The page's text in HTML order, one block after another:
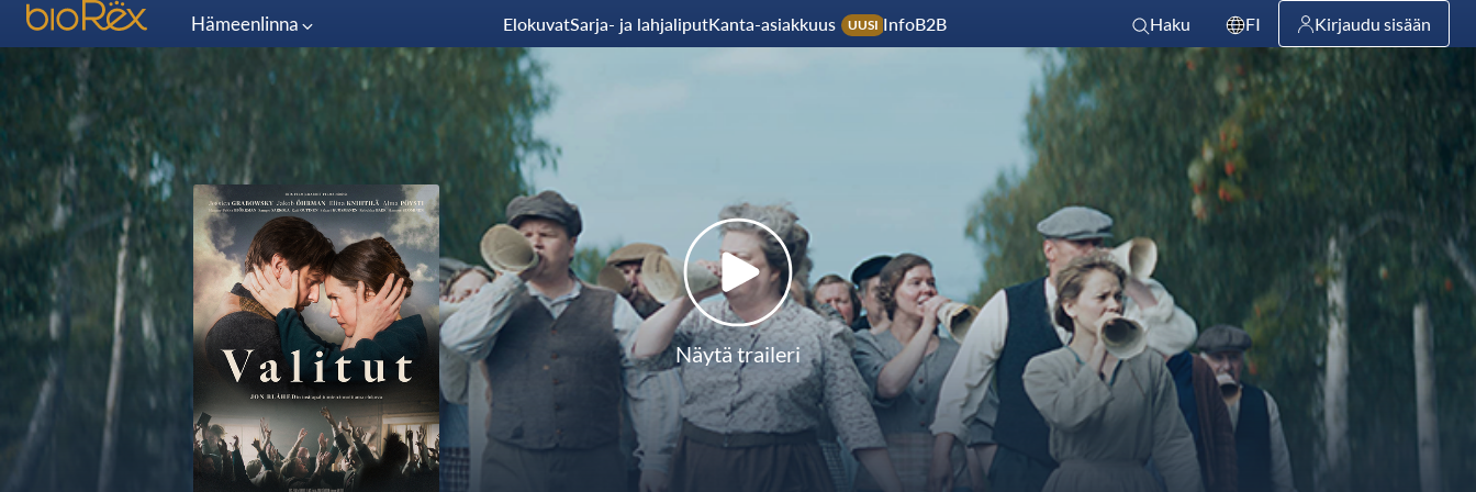
Hämeenlinna ElokuvatSarja- ja lahjaliputKanta-asiakkuus UUSI InfoB2B Haku FI Kirjaudu sisään
Näytä traileri